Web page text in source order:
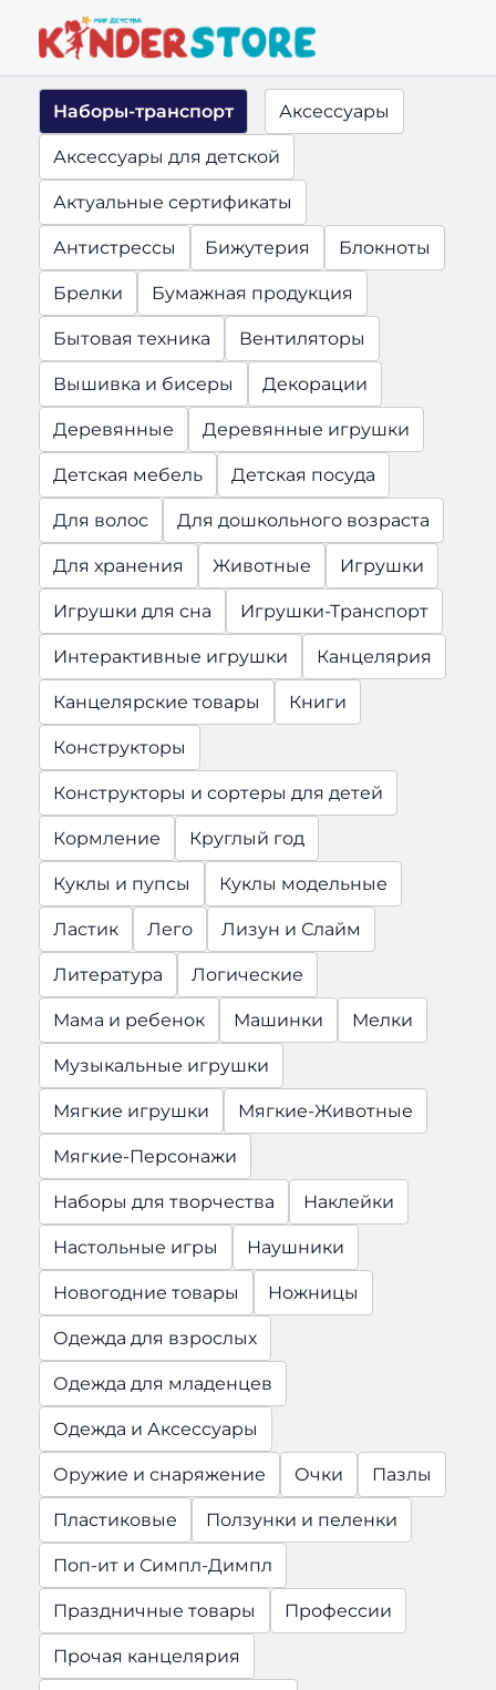
Наборы-транспорт Аксессуары
Аксессуары для детской
Актуальные сертификаты
Антистрессы Бижутерия Блокноты
Брелки Бумажная продукция
Бытовая техника Вентиляторы
Вышивка и бисеры Декорации
Деревянные Деревянные игрушки
Детская мебель Детская посуда
Для волос Для дошкольного возраста
Для хранения Животные Игрушки
Игрушки для сна Игрушки-Транспорт
Интерактивные игрушки Канцелярия
Канцелярские товары Книги
Конструкторы
Конструкторы и сортеры для детей
Кормление Круглый год
Куклы и пупсы Куклы модельные
Ластик Лего Лизун и Слайм
Литература Логические
Мама и ребенок Машинки Мелки
Музыкальные игрушки
Мягкие игрушки Мягкие-Животные
Мягкие-Персонажи
Наборы для творчества Наклейки
Настольные игры Наушники
Новогодние товары Ножницы
Одежда для взрослых
Одежда для младенцев
Одежда и Аксессуары
Оружие и снаряжение Очки Пазлы
Пластиковые Ползунки и пеленки
Поп-ит и Симпл-Димпл
Праздничные товары Профессии
Прочая канцелярия